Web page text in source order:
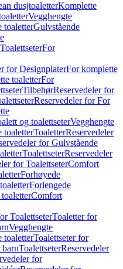
dusjtoaletterKomplette
Vegghengte
toaletterGulvstående
For
for DesignplaterFor komplette
toaletterFor
TilbehørReservedeler for
Reservedeler for For
og toalettseterVegghengte
toaletterToaletterReservedeler
for Gulvstående
ToalettseterReservedeler
for ToalettseterComfort
Forhøyede
Forlengede
Comfort
ToalettseterToaletter for
Vegghengte
toaletterToalettseter for
ToalettseterReservedeler
for